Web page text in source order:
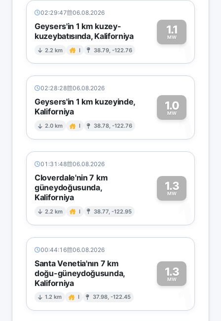
02:29:47 06.08.2026
Geysers'in 1 km kuzey-
kuzeybatısında, Kaliforniya
2.2 km I 38.79, -122.76
1.1
MW1
02:28:28 06.08.2026
Geysers'in 1 km kuzeyinde,
Kaliforniya
2.0 km I 38.78, -122.76
1.0
MW1
01:31:48 06.08.2026
Cloverdale'nin 7 km
güneydoğusunda,
Kaliforniya
2.2 km I 38.77, -122.95
1.3
MW
1
00:44:16 06.08.2026
Santa Venetia'nın 7 km
doğu-güneydoğusunda,
Kaliforniya
1.2 km I 37.98, -122.45
1.3
MW
1